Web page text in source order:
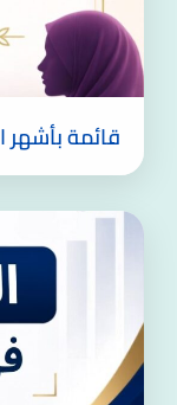
قائمة بأشهر